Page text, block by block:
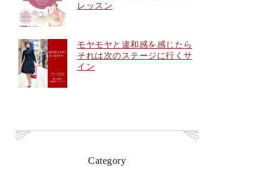
レッスン
モヤモヤと違和感を感じたら
それは次のステージに行くサ
イン
Category